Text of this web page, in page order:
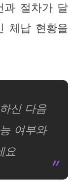
과 절차가 달
체납 현황을
신 다음
여부와
요